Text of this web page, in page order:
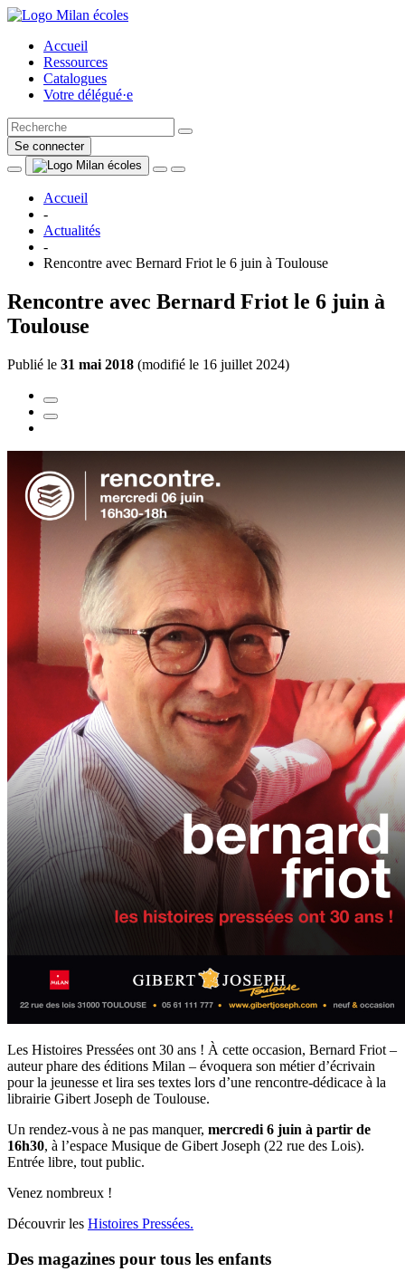
Accueil
Ressources
Catalogues
Votre délégué·e
Se connecter
Accueil
-
Actualités
-
Rencontre avec Bernard Friot le 6 juin à Toulouse
Rencontre avec Bernard Friot le 6 juin à
Toulouse
Publié le 31 mai 2018 (modifié le 16 juillet 2024)
Les Histoires Pressées ont 30 ans ! À cette occasion, Bernard Friot –
auteur phare des éditions Milan – évoquera son métier d’écrivain
pour la jeunesse et lira ses textes lors d’une rencontre-dédicace à la
librairie Gibert Joseph de Toulouse.
Un rendez-vous à ne pas manquer, mercredi 6 juin à partir de
16h30, à l’espace Musique de Gibert Joseph (22 rue des Lois).
Entrée libre, tout public.
Venez nombreux !
Découvrir les Histoires Pressées.
Des magazines pour tous les enfants